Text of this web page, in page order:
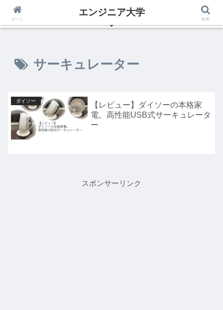
いつからでも夢は叶えられる、エンジニアの為のブログ
サーキュレーター
ダイソー
【レビュー】ダイソーの本格家
電。高性能USB式サーキュレータ
ー
スポンサーリンク
ホーム
エンジニア大学
検索